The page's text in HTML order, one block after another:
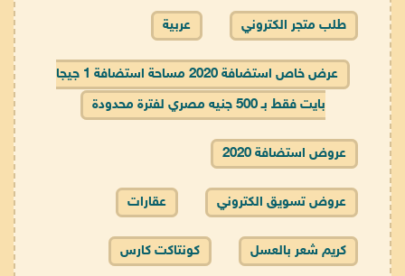
طلب متجر الكتروني عربية
عرض خاص استضافة 2020 مساحة استضافة 1 جيجا
بايت فقط بـ 500 جنيه مصري لفترة محدودة
عروض استضافة 2020
عروض تسويق الكتروني عقارات
كريم شعر بالعسل كونتاكت كارس